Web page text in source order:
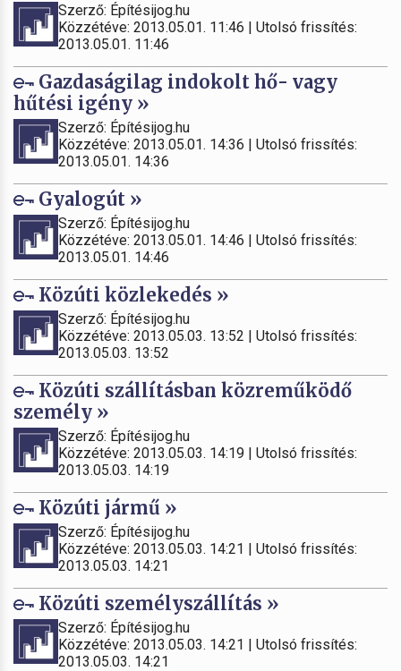
Szerző: Építésijog.hu
Közzétéve: 2013.05.01. 11:46 | Utolsó frissítés:
2013.05.01. 11:46
Gazdaságilag indokolt hő- vagy
hűtési igény »
Szerző: Építésijog.hu
Közzétéve: 2013.05.01. 14:36 | Utolsó frissítés:
2013.05.01. 14:36
Gyalogút »
Szerző: Építésijog.hu
Közzétéve: 2013.05.01. 14:46 | Utolsó frissítés:
2013.05.01. 14:46
Közúti közlekedés »
Szerző: Építésijog.hu
Közzétéve: 2013.05.03. 13:52 | Utolsó frissítés:
2013.05.03. 13:52
Közúti szállításban közreműködő
személy »
Szerző: Építésijog.hu
Közzétéve: 2013.05.03. 14:19 | Utolsó frissítés:
2013.05.03. 14:19
Közúti jármű »
Szerző: Építésijog.hu
Közzétéve: 2013.05.03. 14:21 | Utolsó frissítés:
2013.05.03. 14:21
Közúti személyszállítás »
Szerző: Építésijog.hu
Közzétéve: 2013.05.03. 14:21 | Utolsó frissítés:
2013.05.03. 14:21